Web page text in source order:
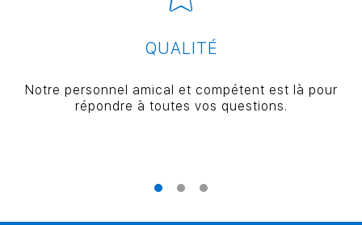
QUALITÉ
Notre personnel amical et compétent est là pour
répondre à toutes vos questions.